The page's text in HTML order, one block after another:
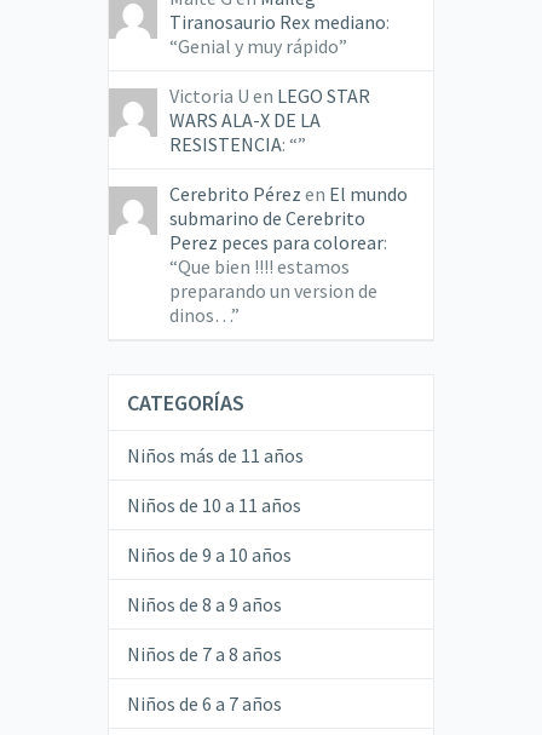
Tiranosaurio Rex mediano:
“Genial y muy rápido”
Victoria U en LEGO STAR
WARS ALA-X DE LA
RESISTENCIA: “”
Cerebrito Pérez en El mundo
submarino de Cerebrito
Perez peces para colorear:
“Que bien !!!! estamos
preparando un version de
dinos… ”
CATEGORÍAS
Niños más de 11 años
Niños de 10 a 11 años
Niños de 9 a 10 años
Niños de 8 a 9 años
Niños de 7 a 8 años
Niños de 6 a 7 años